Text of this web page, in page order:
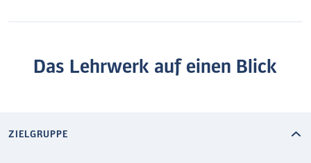
Das Lehrwerk auf einen Blick
ZIELGRUPPE